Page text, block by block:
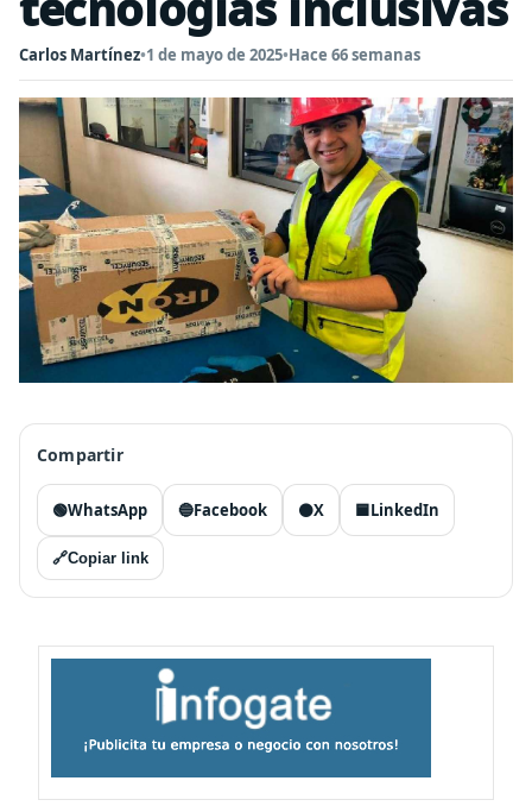
Carlos Martínez•1 de mayo de 2025•Hace 66 semanas
Compartir
🟢WhatsApp 🔵Facebook ⚫X 🟦LinkedIn
🔗Copiar link